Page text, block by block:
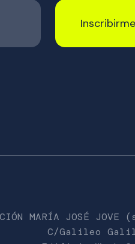
MARÍA JOSÉ JOVE
C/Galileo